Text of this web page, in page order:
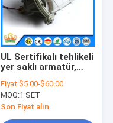
UL Sertifikalı tehlikeli
yer saklı armatür,
ışık kaynağı sunan
tehlikeli alanlarda
ideal
Fiyat:$5.00-$60.00
MOQ:1 SET
Son Fiyat alın